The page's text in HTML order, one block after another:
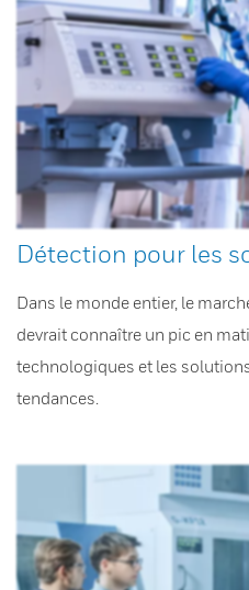
Détection pour les
Dans le monde entier, le
devrait connaître un pic en
technologiques et les
tendances.